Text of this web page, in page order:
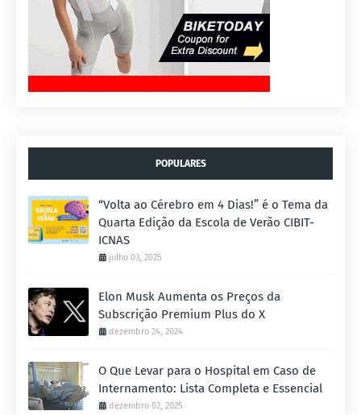
POPULARES
“Volta ao Cérebro em 4 Dias!” é o Tema da
Quarta Edição da Escola de Verão CIBIT-
ICNAS
julho 03, 2025
Elon Musk Aumenta os Preços da
Subscrição Premium Plus do X
dezembro 24, 2024
O Que Levar para o Hospital em Caso de
Internamento: Lista Completa e Essencial
dezembro 02, 2025